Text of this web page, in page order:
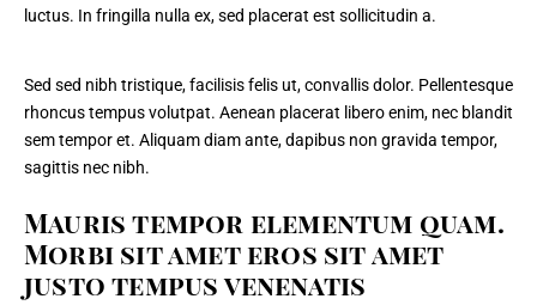
luctus. In fringilla nulla ex, sed placerat est sollicitudin a.
Sed sed nibh tristique, facilisis felis ut, convallis dolor. Pellentesque
rhoncus tempus volutpat. Aenean placerat libero enim, nec blandit
sem tempor et. Aliquam diam ante, dapibus non gravida tempor,
sagittis nec nibh.
Mauris tempor elementum quam.
Morbi sit amet eros sit amet
justo tempus venenatis